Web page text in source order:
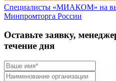
Специалисты «МИАКОМ» на
Минпромторга России
Оставьте заявку,
течение дня